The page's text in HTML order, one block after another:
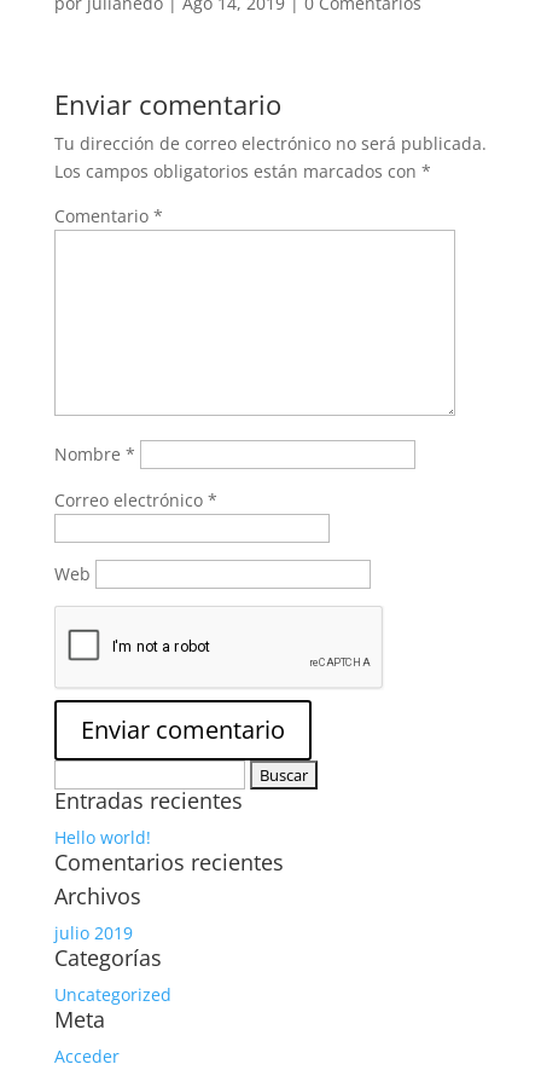
Enviar comentario
Tu dirección de correo electrónico no será publicada.
Los campos obligatorios están marcados con *
Comentario *
Nombre *
Correo electrónico *
Web
Entradas recientes
Hello world!
Comentarios recientes
Archivos
julio 2019
Categorías
Uncategorized
Meta
Acceder